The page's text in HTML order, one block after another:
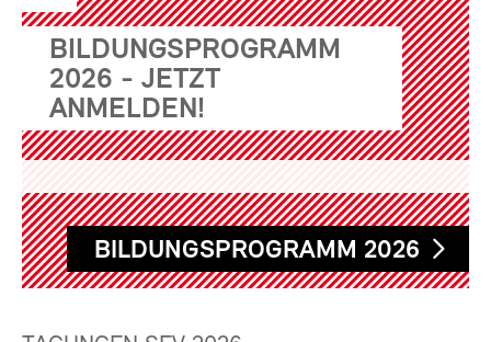
BILDUNGSPROGRAMM
2026 - JETZT
ANMELDEN!
BILDUNGSPROGRAMM 2026